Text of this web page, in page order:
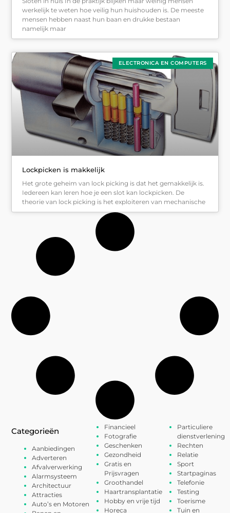
werkelijk te weten hoe veilig hun huishouden is. De meeste
mensen hebben naast hun baan en drukke bestaan
namelijk maar
ELECTRONICA EN COMPUTERS
Lockpicken is makkelijk
Het grote geheim van lock picking is dat het gemakkelijk is.
Iedereen kan leren hoe je een slot kan lockpicken. De
theorie van lock picking is het exploiteren van mechanische
Categorieën
Aanbiedingen
Adverteren
Afvalverwerking
Alarmsysteem
Architectuur
Attracties
Auto’s en Motoren
Financieel
Fotografie
Geschenken
Gezondheid
Gratis en
Prijsvragen
Groothandel
Haartransplantatie
Hobby en vrije tijd
Horeca
Particuliere
dienstverlening
Rechten
Relatie
Sport
Startpaginas
Telefonie
Testing
Toerisme
Tuin en